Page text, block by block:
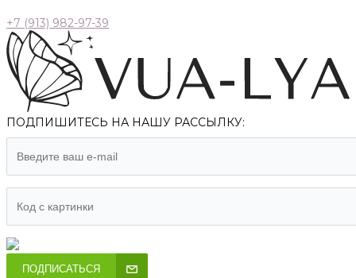
+7 (913) 982-97-39
ПОДПИШИТЕСЬ НА НАШУ РАССЫЛКУ:
ПОДПИСАТЬСЯ